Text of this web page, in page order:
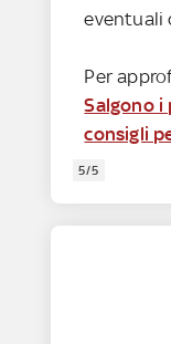
eventuali
Per
Salgono i
consigli
5/5